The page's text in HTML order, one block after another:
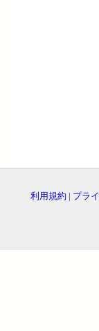
利用規約 | プラ